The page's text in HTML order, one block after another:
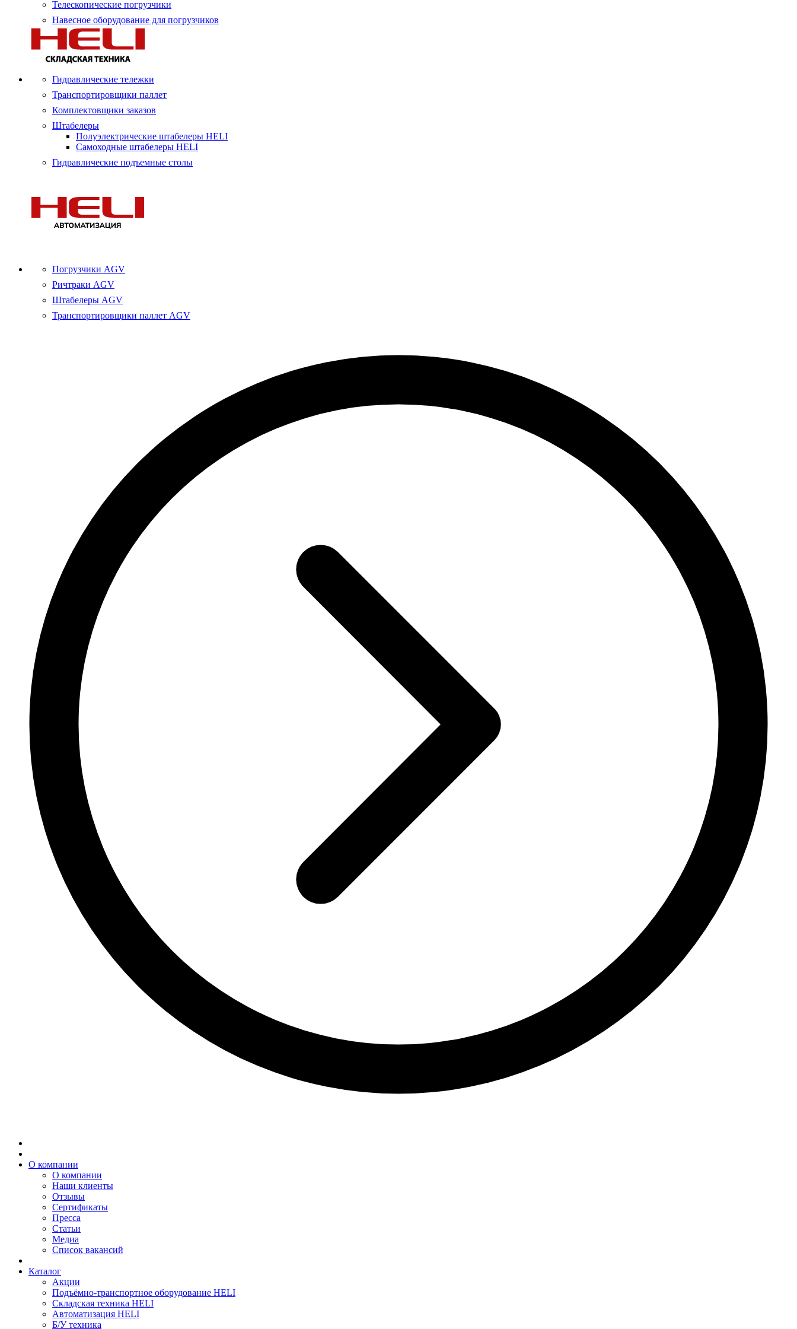
Телескопические погрузчики
Навесное оборудование для погрузчиков
Гидравлические тележки
Транспортировщики паллет
Комплектовщики заказов
Штабелеры
Полуэлектрические штабелеры HELI
Самоходные штабелеры HELI
Гидравлические подъемные столы
Погрузчики AGV
Ричтраки AGV
Штабелеры AGV
Транспортировщики паллет AGV
О компании
О компании
Наши клиенты
Отзывы
Сертификаты
Пресса
Статьи
Медиа
Список вакансий
Каталог
Акции
Подъёмно-транспортное оборудование HELI
Складская техника HELI
Автоматизация HELI
Б/У техника